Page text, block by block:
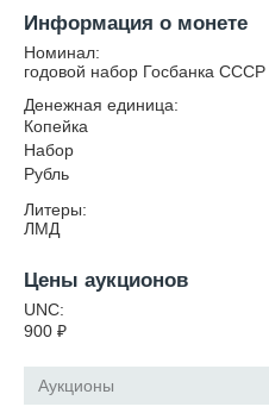
Информация о монете
Номинал:
годовой набор Госбанка СССР
Денежная единица:
Копейка
Набор
Рубль
Литеры:
ЛМД
Цены аукционов
UNC:
900 ₽
Аукционы